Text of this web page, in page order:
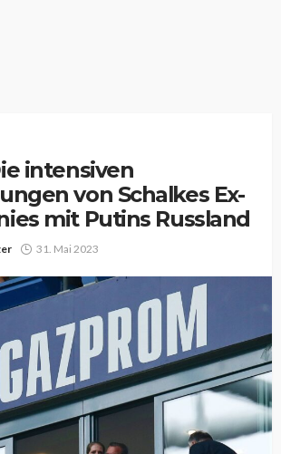
intensiven
von Schalkes Ex-
mit Putins Russland
31. Mai 2023